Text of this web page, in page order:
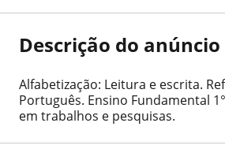
Descrição do anúncio
Alfabetização: Leitura e escrita.
Português. Ensino Fundamental
em trabalhos e pesquisas.